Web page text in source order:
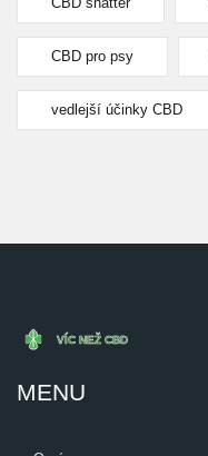
CBD pro psy
vedlejší účinky CBD
MENU